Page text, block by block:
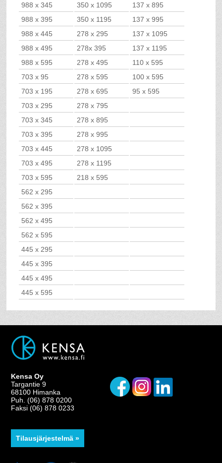
988 x 345
350 x 1095
137 x 895
988 x 395
350 x 1195
137 x 995
988 x 445
278 x 295
137 x 1095
988 x 495
278x 395
137 x 1195
988 x 595
278 x 495
110 x 595
703 x 95
278 x 595
100 x 595
703 x 195
278 x 695
95 x 595
703 x 295
278 x 795
703 x 345
278 x 895
703 x 395
278 x 995
703 x 445
278 x 1095
703 x 495
278 x 1195
703 x 595
218 x 595
562 x 295
562 x 395
562 x 495
562 x 595
445 x 295
445 x 395
445 x 495
445 x 595
Kensa Oy
Targantie 9
68100 Himanka
Puh. (06) 878 0200
Faksi (06) 878 0233
Tilausjärjestelmä »